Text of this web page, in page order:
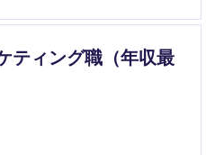
ティング職（年収最